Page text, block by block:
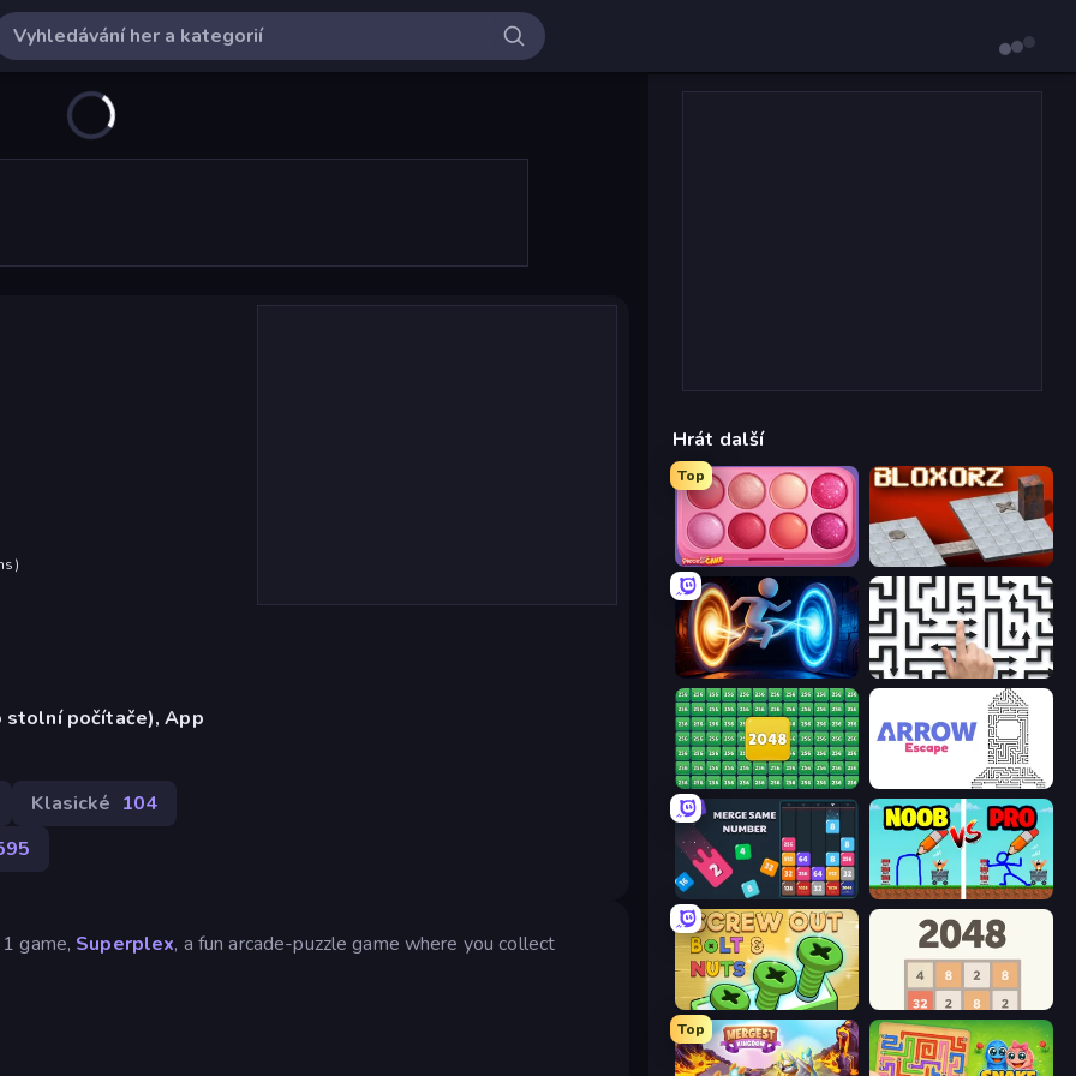
)
stolní počítače), App
Klasické 104
game, Superplex, a fun arcade-puzzle game where you collect
Hrát další
Top
Piece of Cake: Merge and Bake Bloxorz
Portal Escape Arrow Escape: Puzzle
2048 Merge Blocks Arrow Escape
Drop & Merge the Numbers DOP Noob: Draw to Save
Screw Out: Bolts and Nuts 2048
Top